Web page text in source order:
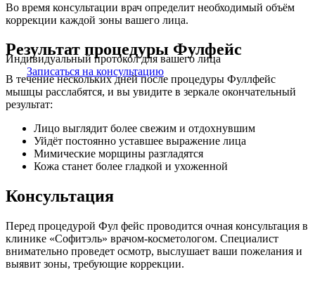
Индивидуальный протокол для вашего лица
Записаться на консультацию
Во время консультации врач определит необходимый объём
коррекции каждой зоны вашего лица.
Результат процедуры Фулфейс
В течение нескольких дней после процедуры Фуллфейс
мышцы расслабятся, и вы увидите в зеркале окончательный
результат:
Лицо выглядит более свежим и отдохнувшим
Уйдёт постоянно уставшее выражение лица
Мимические морщины разгладятся
Кожа станет более гладкой и ухоженной
Консультация
Перед процедурой Фул фейс проводится очная консультация в
клинике «Софитэль» врачом-косметологом. Специалист
внимательно проведет осмотр, выслушает ваши пожелания и
выявит зоны, требующие коррекции.